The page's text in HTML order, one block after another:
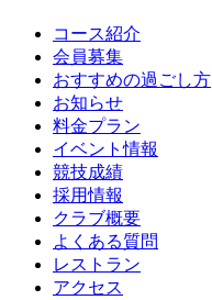
コース紹介
会員募集
おすすめの過ごし方
お知らせ
料金プラン
イベント情報
競技成績
採用情報
クラブ概要
よくある質問
レストラン
アクセス